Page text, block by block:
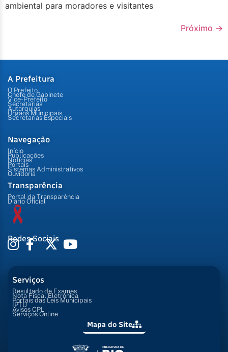
ambiental para moradores e visitantes
Próximo →
A Prefeitura
O Prefeito
Chefe de Gabinete
Vice-Prefeito
Secretarias
Autarquias
Órgãos Municipais
Secretarias Especiais
Navegação
Início
Publicações
Notícias
Portais
Sistemas Administrativos
Ouvidoria
Transparência
Portal da Transparência
Diário Oficial
Redes Sociais
Serviços
Resultado de Exames
Nota Fiscal Eletrônica
Portais das Leis Municipais
IPTU
Avisos CPL
Serviços Online
Mapa do Site